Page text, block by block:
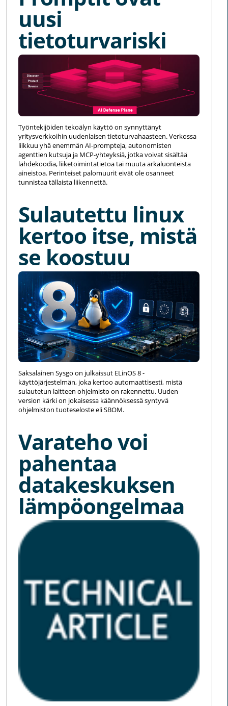
uusi
tietoturvariski
Työntekijöiden tekoälyn käyttö on synnyttänyt
yritysverkkoihin uudenlaisen tietoturvahaasteen. Verkossa
liikkuu yhä enemmän AI-prompteja, autonomisten
agenttien kutsuja ja MCP-yhteyksiä, jotka voivat sisältää
lähdekoodia, liiketoimintatietoa tai muuta arkaluonteista
aineistoa. Perinteiset palomuurit eivät ole osanneet
tunnistaa tällaista liikennettä.
Sulautettu linux
kertoo itse, mistä
se koostuu
Saksalainen Sysgo on julkaissut ELinOS 8 -
käyttöjärjestelmän, joka kertoo automaattisesti, mistä
sulautetun laitteen ohjelmisto on rakennettu. Uuden
version kärki on jokaisessa käännöksessä syntyvä
ohjelmiston tuoteseloste eli SBOM.
Varateho voi
pahentaa
datakeskuksen
lämpöongelmaa